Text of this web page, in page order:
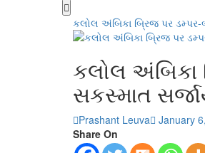
કલોલ અંબિકા બ્રિજ પર ડમ્પર-
કલોલ અંબિકા
સકસ્માત
Prashant Leuva January
Share On